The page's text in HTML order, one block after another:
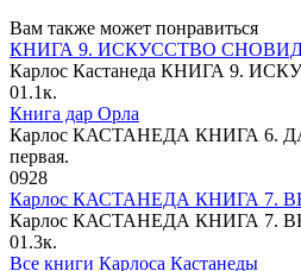
Вам также может понравиться
КНИГА 9. ИСКУССТВО
Карлос Кастанеда КНИГА 9.
01.1к.
Книга дар Орла
Карлос КАСТАНЕДА КНИГА 6.
первая.
0928
Карлос КАСТАНЕДА КНИГА 7.
Карлос КАСТАНЕДА КНИГА 7.
01.3к.
Все книги Карлоса Кастанеды